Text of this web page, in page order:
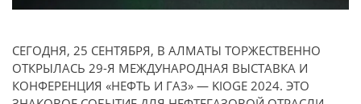
СЕГОДНЯ, 25 СЕНТЯБРЯ, В АЛМАТЫ ТОРЖЕСТВЕННО
ОТКРЫЛАСЬ 29-Я МЕЖДУНАРОДНАЯ ВЫСТАВКА И
КОНФЕРЕНЦИЯ «НЕФТЬ И ГАЗ» — KIOGE 2024. ЭТО